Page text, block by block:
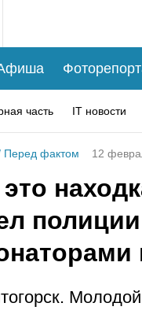
часть IT новости
Перед фактом 12